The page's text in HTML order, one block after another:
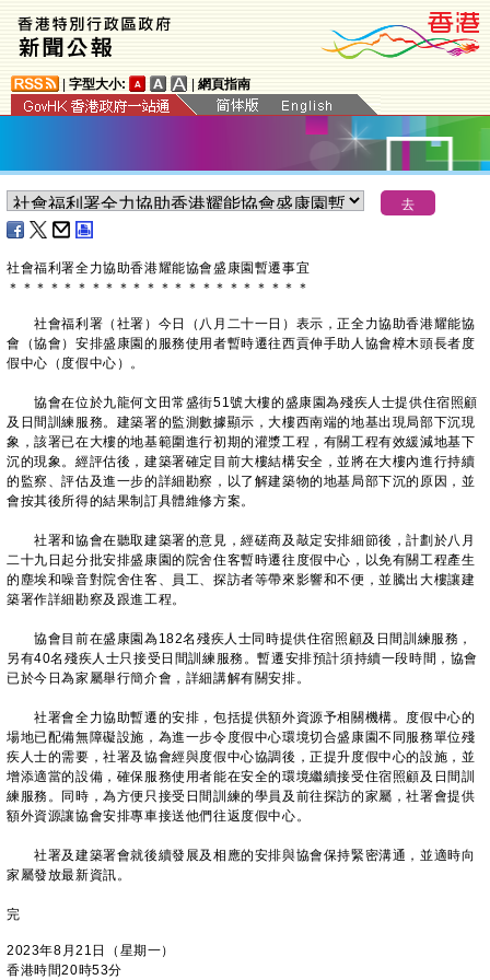
字型大小: 網頁指南
社會福利署全力協助香港耀能協會盛康園暫遷事宜
＊ ＊ ＊ ＊ ＊ ＊ ＊ ＊ ＊ ＊ ＊ ＊ ＊ ＊ ＊ ＊ ＊ ＊ ＊ ＊ ＊ ＊
社會福利署（社署）今日（八月二十一日）表示，正全力協助香港耀能協
會（協會）安排盛康園的服務使用者暫時遷往西貢伸手助人協會樟木頭長者度
假中心（度假中心）。
協會在位於九龍何文田常盛街51號大樓的盛康園為殘疾人士提供住宿照顧
及日間訓練服務。建築署的監測數據顯示，大樓西南端的地基出現局部下沉現
象，該署已在大樓的地基範圍進行初期的灌漿工程，有關工程有效緩減地基下
沉的現象。經評估後，建築署確定目前大樓結構安全，並將在大樓內進行持續
的監察、評估及進一步的詳細勘察，以了解建築物的地基局部下沉的原因，並
會按其後所得的結果制訂具體維修方案。
社署和協會在聽取建築署的意見，經磋商及敲定安排細節後，計劃於八月
二十九日起分批安排盛康園的院舍住客暫時遷往度假中心，以免有關工程產生
的塵埃和噪音對院舍住客、員工、探訪者等帶來影響和不便，並騰出大樓讓建
築署作詳細勘察及跟進工程。
協會目前在盛康園為182名殘疾人士同時提供住宿照顧及日間訓練服務，
另有40名殘疾人士只接受日間訓練服務。暫遷安排預計須持續一段時間，協會
已於今日為家屬舉行簡介會，詳細講解有關安排。
社署會全力協助暫遷的安排，包括提供額外資源予相關機構。度假中心的
場地已配備無障礙設施，為進一步令度假中心環境切合盛康園不同服務單位殘
疾人士的需要，社署及協會經與度假中心協調後，正提升度假中心的設施，並
增添適當的設備，確保服務使用者能在安全的環境繼續接受住宿照顧及日間訓
練服務。同時，為方便只接受日間訓練的學員及前往探訪的家屬，社署會提供
額外資源讓協會安排專車接送他們往返度假中心。
社署及建築署會就後續發展及相應的安排與協會保持緊密溝通，並適時向
家屬發放最新資訊。
完
2023年8月21日（星期一）
香港時間20時53分